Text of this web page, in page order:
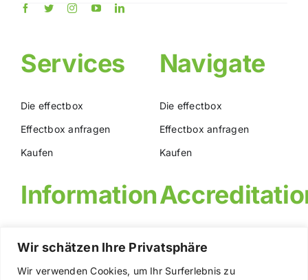
Wir schätzen Ihre Privatsphäre
Wir verwenden Cookies, um Ihr Surferlebnis zu
Services
Die effectbox
Effectbox anfragen
Kaufen
Navigate
Die effectbox
Effectbox anfragen
Kaufen
Information